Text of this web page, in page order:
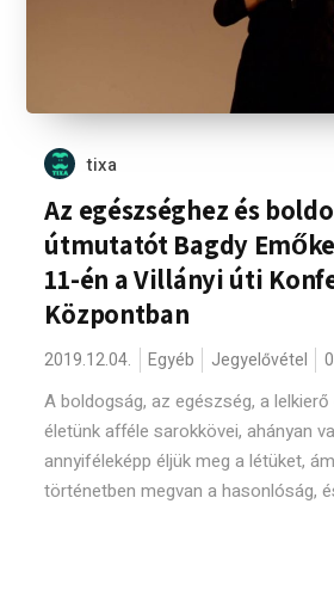
tixa
Az egészséghez és
útmutatót Bagdy
11-én a Villányi úti
Központban
2019.12.04. Egyéb Jegyelővétel
A boldogság, az egészség, a
életünk afféle sarokkövei, ahányan
annyiféleképp éljük meg a létüket,
történetben megvan a hasonlóság,